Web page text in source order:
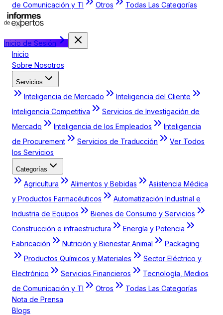
de Comunicación y TI
Otros Todas Las Categorías
Inicio de Sesión
Inicio
Sobre Nosotros
Servicios
Inteligencia de Mercado
Inteligencia del Cliente
Inteligencia Competitiva
Servicios de Investigación de
Mercado
Inteligencia de los Empleados
Inteligencia
de Procurement
Servicios de Traducción
Ver Todos
los Servicios
Categorías
Agricultura Alimentos y Bebidas
Asistencia Médica
y Productos Farmacéuticos
Automatización Industrial e
Industria de Equipos
Bienes de Consumo y Servicios
Construcción e infraestructura
Energía y Potencia
Fabricación
Nutrición y Bienestar Animal
Packaging
Productos Químicos y Materiales
Sector Eléctrico y
Electrónico
Servicios Financieros
Tecnología, Medios
de Comunicación y TI
Otros
Todas Las Categorías
Nota de Prensa
Blogs